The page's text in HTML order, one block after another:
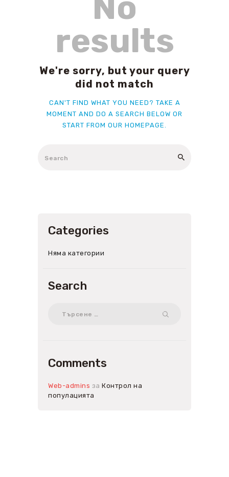
results
We're sorry, but your query
did not match
CAN'T FIND WHAT YOU NEED? TAKE A
MOMENT AND DO A SEARCH BELOW OR
START FROM OUR HOMEPAGE.
Categories
Няма категории
Search
Comments
Web-admins за Контрол на
популацията